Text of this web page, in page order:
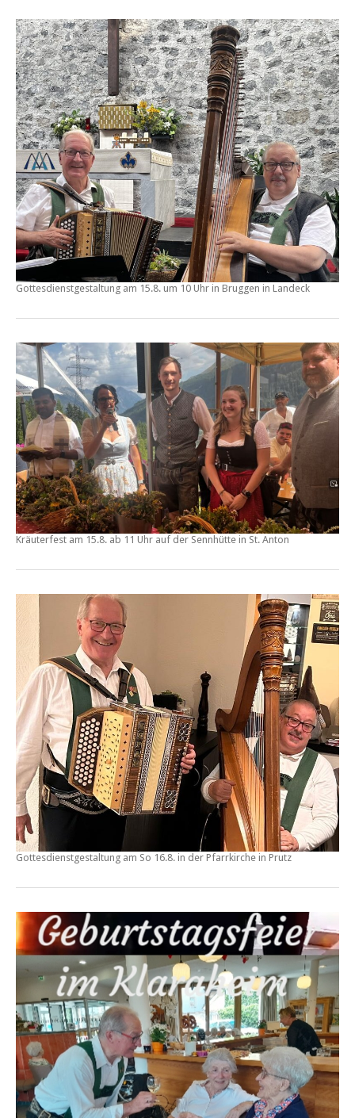
Gottesdienstgestaltung am 15.8. um 10 Uhr in Bruggen in Landeck
Kräuterfest am 15.8. ab 11 Uhr auf der Sennhütte in St. Anton
Gottesdienstgestaltung am So 16.8. in der Pfarrkirche in Prutz